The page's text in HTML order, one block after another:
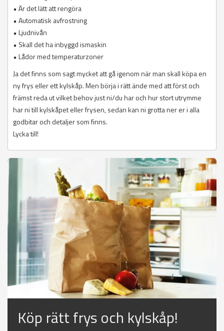
• Är det lätt att rengöra
• Automatisk avfrostning
• Ljudnivån
• Skall det ha inbyggd ismaskin
• Lådor med temperaturzoner
Ja det finns som sagt mycket att gå igenom när man skall köpa en
ny frys eller ett kylskåp. Men börja i rätt ände med att först och
främst reda ut vilket behov just ni/du har och hur stort utrymme
har ni till kylskåpet eller frysen, sedan kan ni grotta ner er i alla
godbitar och detaljer som finns.
Lycka till!
Köp rätt frys och kylskåp!